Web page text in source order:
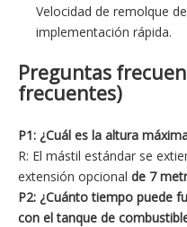
Velocidad de remolque
implementación rápida.
Preguntas
frecuentes)
P1: ¿Cuál es la altura
R: El mástil estándar se
extensión opcional de 7
P2: ¿Cuánto tiempo puede
con el tanque de